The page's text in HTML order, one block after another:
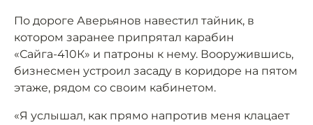
По дороге Аверьянов навестил тайник, в
котором заранее припрятал карабин
«Сайга-410К» и патроны к нему. Вооружившись,
бизнесмен устроил засаду в коридоре на пятом
этаже, рядом со своим кабинетом.
«Я услышал, как прямо напротив меня клацает